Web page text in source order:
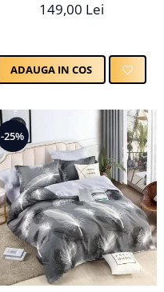
149,00 Lei
ADAUGA IN COS
-25%